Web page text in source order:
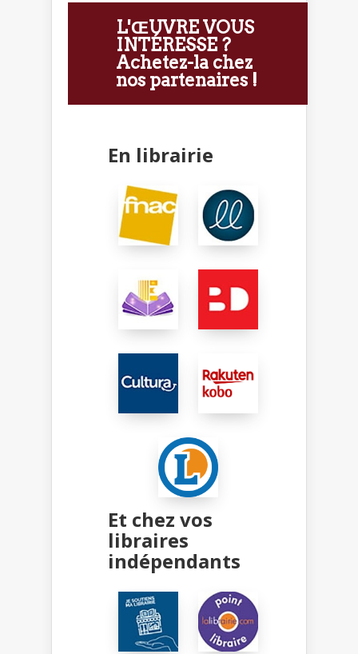
L'ŒUVRE VOUS
INTÉRESSE ?
Achetez-la chez
nos partenaires !
En librairie
Et chez vos
libraires
indépendants